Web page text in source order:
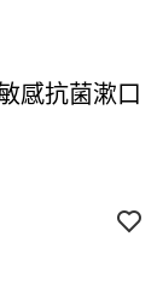
感抗菌漱口